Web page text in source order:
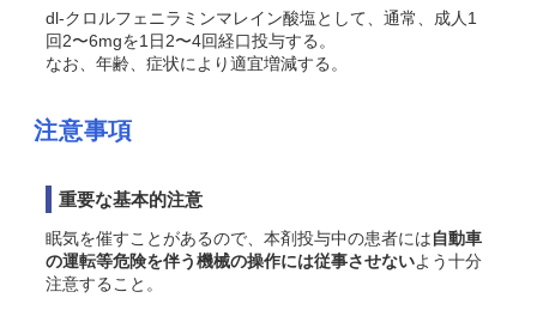
dl-クロルフェニラミンマレイン酸塩として、通常、成人1
回2〜6mgを1日2〜4回経口投与する。
なお、年齢、症状により適宜増減する。
注意事項
重要な基本的注意
眠気を催すことがあるので、本剤投与中の患者には自動車
の運転等危険を伴う機械の操作には従事させないよう十分
注意すること。